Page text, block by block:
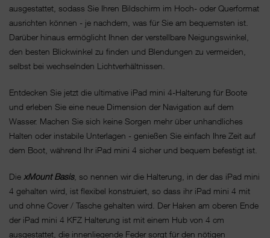
ausgestattet, sodass Sie Ihren Bildschirm im Hoch- oder Querformat
ausrichten können - je nachdem, was für Sie am bequemsten ist.
Darüber hinaus ermöglicht Ihnen der verstellbare Neigungswinkel,
den besten Blickwinkel zu finden und Blendungen zu vermeiden,
selbst bei wechselnden Lichtverhältnissen.
Entdecken Sie jetzt die ultimative iPad mini 4-Halterung für Boote
und erleben Sie eine neue Dimension der Navigation auf dem
Wasser. Machen Sie sich keine Sorgen mehr über unhandliches
Halten oder instabile Unterlagen - genießen Sie einfach Ihre Zeit auf
dem Boot, während Ihr iPad mini 4 sicher und bequem befestigt ist.
Die xMount Basis, so nennen wir die Halterung, in der das iPad mini
4 gehalten wird, ist flexibel konstruiert, so dass ihr iPad mini 4 mit
und ohne Cover / Tasche gehalten wird. Der Haken am oberen Ende
der iPad mini 4 KFZ Halterung ist mit einem Hub von 4 cm
ausgestattet, die innenliegende Feder sorgt für den nötigen